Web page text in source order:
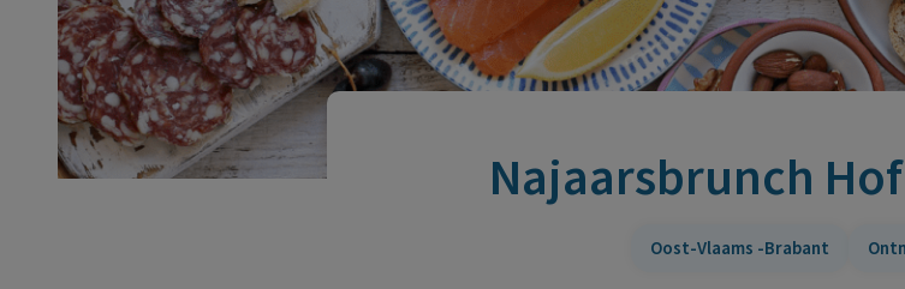
Najaarsbrunch
Oost-Vlaams -Brabant